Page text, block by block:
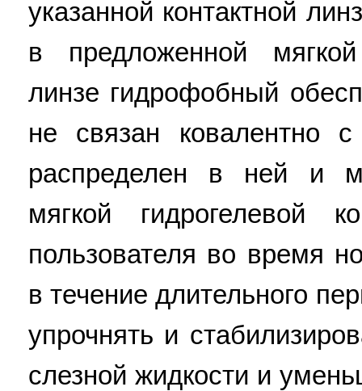
указанной контактной
в предложенной мягкой
линзе гидрофобный
не связан ковалентно
распределен в ней и
мягкой гидрогелевой
пользователя во время
в течение длительного
упрочнять и
слезной жидкости и